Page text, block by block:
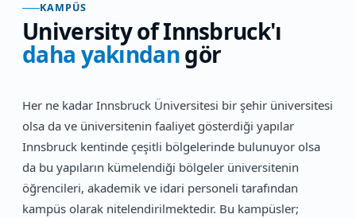
KAMPÜS
University of Innsbruck'ı
daha yakındangör
Her ne kadar Innsbruck Üniversitesi bir şehir üniversitesi
olsa da ve üniversitenin faaliyet gösterdiği yapılar
Innsbruck kentinde çeşitli bölgelerinde bulunuyor olsa
da bu yapıların kümelendiği bölgeler üniversitenin
öğrencileri, akademik ve idari personeli tarafından
kampüs olarak nitelendirilmektedir. Bu kampüsler;